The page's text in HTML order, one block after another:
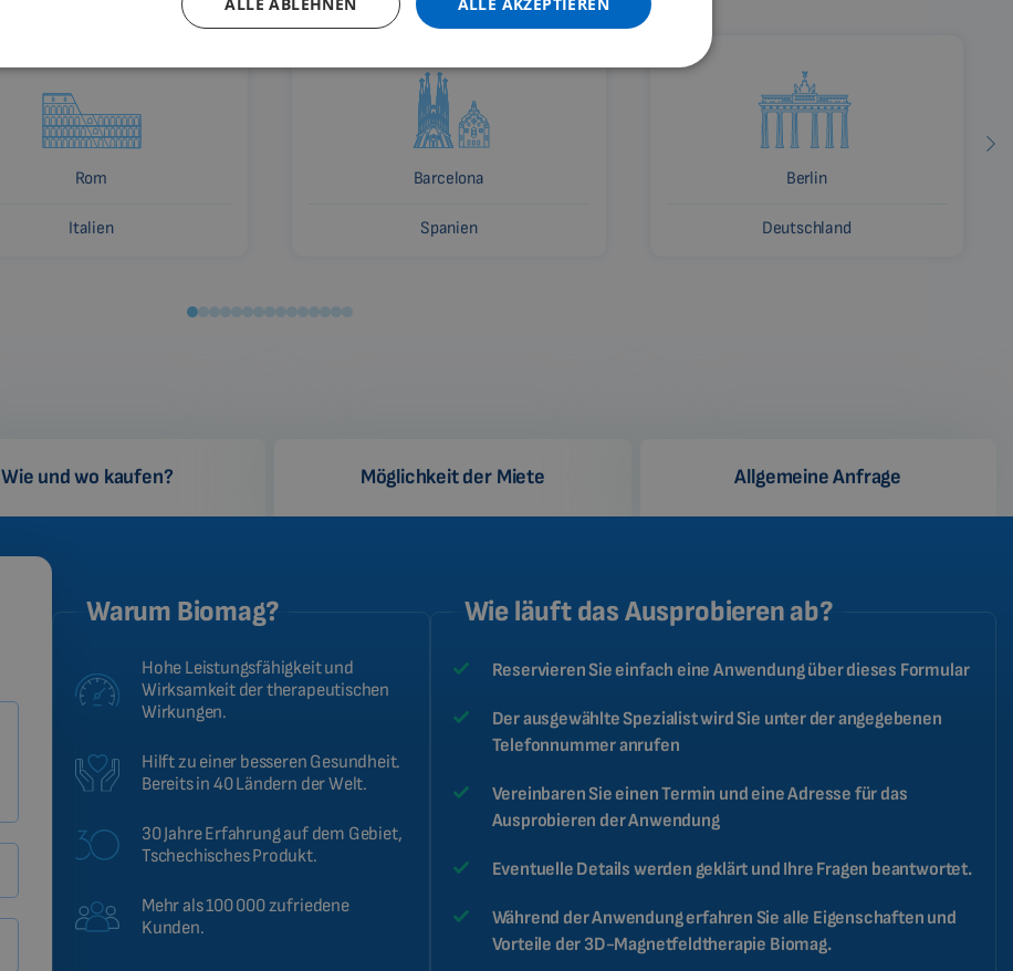
Rom
Italien
Barcelona
Spanien
Berlin
Deutschland
Wie und wo kaufen? Möglichkeit der Miete Allgemeine Anfrage
Warum Biomag?
Hohe Leistungsfähigkeit und
Wirksamkeit der therapeutischen
Wirkungen.
Hilft zu einer besseren Gesundheit.
Bereits in 40 Ländern der Welt.
30 Jahre Erfahrung auf dem Gebiet,
Tschechisches Produkt.
Mehr als 100 000 zufriedene
Kunden.
Wie läuft das Ausprobieren ab?
Reservieren Sie einfach eine Anwendung über dieses Formular
Der ausgewählte Spezialist wird Sie unter der angegebenen
Telefonnummer anrufen
Vereinbaren Sie einen Termin und eine Adresse für das
Ausprobieren der Anwendung
Eventuelle Details werden geklärt und Ihre Fragen beantwortet.
Während der Anwendung erfahren Sie alle Eigenschaften und
Vorteile der 3D-Magnetfeldtherapie Biomag.